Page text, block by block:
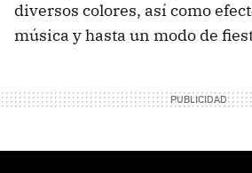
diversos colores, así como
música y hasta un modo de